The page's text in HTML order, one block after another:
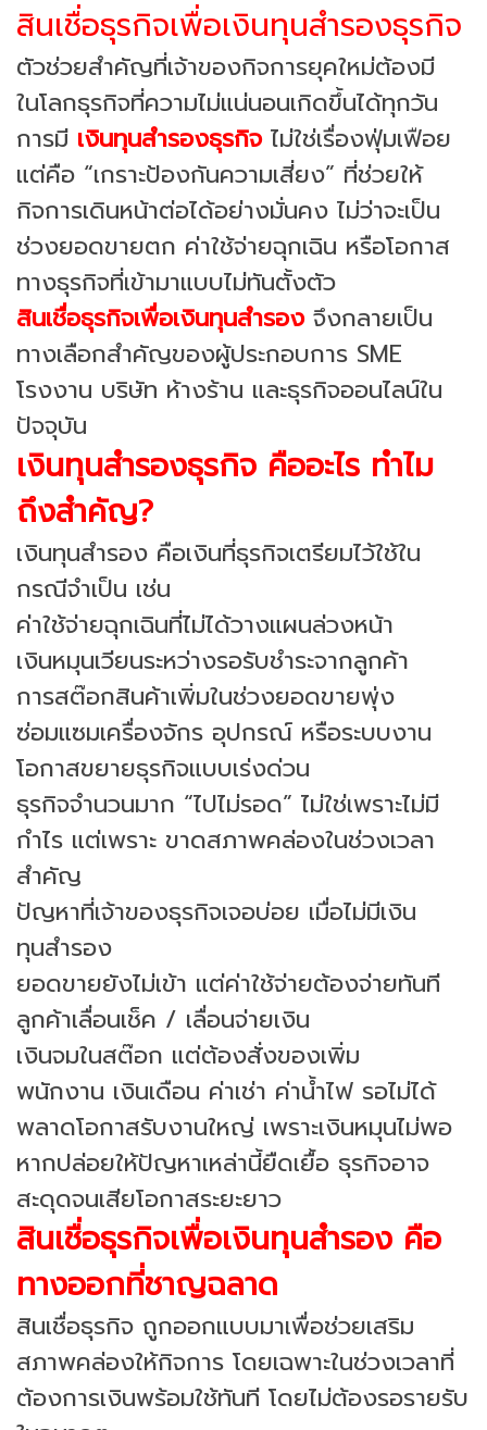
สินเชื่อธุรกิจเพื่อเงินทุนสำรองธุรกิจ
ตัวช่วยสำคัญที่เจ้าของกิจการยุคใหม่ต้องมี
ในโลกธุรกิจที่ความไม่แน่นอนเกิดขึ้นได้ทุกวัน
การมี เงินทุนสำรองธุรกิจไม่ใช่เรื่องฟุ่มเฟือย
แต่คือ “เกราะป้องกันความเสี่ยง” ที่ช่วยให้
กิจการเดินหน้าต่อได้อย่างมั่นคง ไม่ว่าจะเป็น
ช่วงยอดขายตก ค่าใช้จ่ายฉุกเฉิน หรือโอกาส
ทางธุรกิจที่เข้ามาแบบไม่ทันตั้งตัว
สินเชื่อธุรกิจเพื่อเงินทุนสำรองจึงกลายเป็น
ทางเลือกสำคัญของผู้ประกอบการ SME
โรงงาน บริษัท ห้างร้าน และธุรกิจออนไลน์ใน
ปัจจุบัน
เงินทุนสำรองธุรกิจ คืออะไร ทำไม
ถึงสำคัญ?
เงินทุนสำรอง คือเงินที่ธุรกิจเตรียมไว้ใช้ใน
กรณีจำเป็น เช่น
ค่าใช้จ่ายฉุกเฉินที่ไม่ได้วางแผนล่วงหน้า
เงินหมุนเวียนระหว่างรอรับชำระจากลูกค้า
การสต๊อกสินค้าเพิ่มในช่วงยอดขายพุ่ง
ซ่อมแซมเครื่องจักร อุปกรณ์ หรือระบบงาน
โอกาสขยายธุรกิจแบบเร่งด่วน
ธุรกิจจำนวนมาก “ไปไม่รอด” ไม่ใช่เพราะไม่มี
กำไร แต่เพราะ ขาดสภาพคล่องในช่วงเวลา
สำคัญ
ปัญหาที่เจ้าของธุรกิจเจอบ่อย เมื่อไม่มีเงิน
ทุนสำรอง
ยอดขายยังไม่เข้า แต่ค่าใช้จ่ายต้องจ่ายทันที
ลูกค้าเลื่อนเช็ค / เลื่อนจ่ายเงิน
เงินจมในสต๊อก แต่ต้องสั่งของเพิ่ม
พนักงาน เงินเดือน ค่าเช่า ค่าน้ำไฟ รอไม่ได้
พลาดโอกาสรับงานใหญ่ เพราะเงินหมุนไม่พอ
หากปล่อยให้ปัญหาเหล่านี้ยืดเยื้อ ธุรกิจอาจ
สะดุดจนเสียโอกาสระยะยาว
สินเชื่อธุรกิจเพื่อเงินทุนสำรอง คือ
ทางออกที่ชาญฉลาด
สินเชื่อธุรกิจ ถูกออกแบบมาเพื่อช่วยเสริม
สภาพคล่องให้กิจการ โดยเฉพาะในช่วงเวลาที่
ต้องการเงินพร้อมใช้ทันที โดยไม่ต้องรอรายรับ